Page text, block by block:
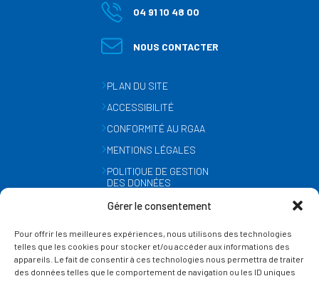
Gérer le consentement
Pour offrir les meilleures expériences, nous utilisons des technologies
telles que les cookies pour stocker et/ou accéder aux informations des
appareils. Le fait de consentir à ces technologies nous permettra de traiter
des données telles que le comportement de navigation ou les ID uniques
04 91 10 48 00
NOUS CONTACTER
PLAN DU SITE
ACCESSIBILITÉ
CONFORMITÉ AU RGAA
MENTIONS LÉGALES
POLITIQUE DE GESTION
DES DONNÉES
GESTION DES COOKIES